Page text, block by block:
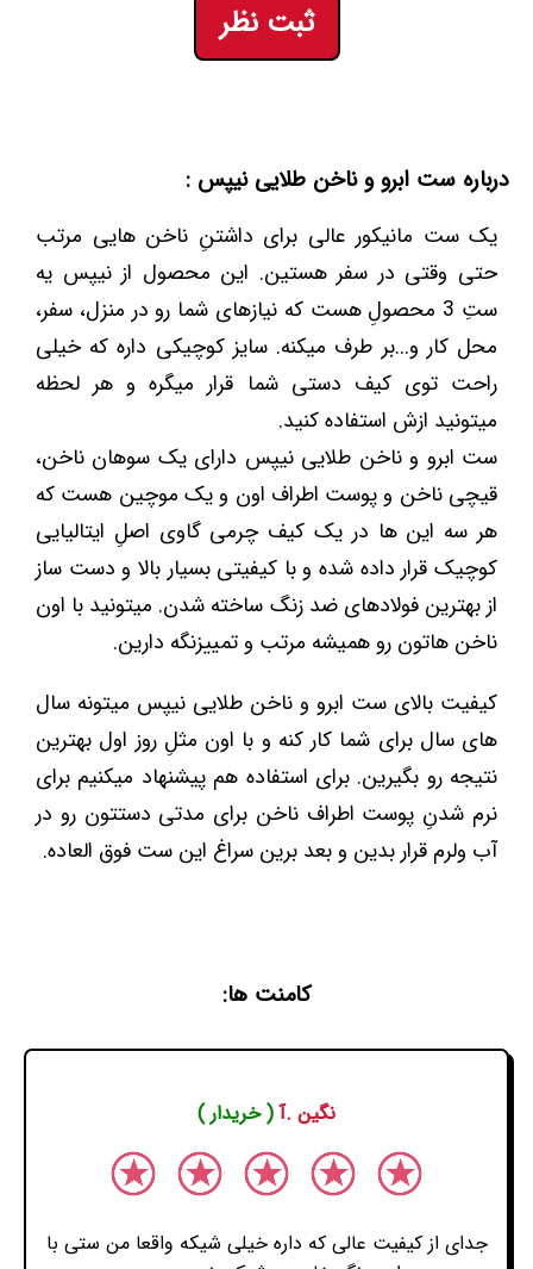
ثبت نظر
درباره ست ابرو و ناخن طلایی نیپس :
یک ست مانیکور عالی برای داشتنِ ناخن هایی مرتب
حتی وقتی در سفر هستین. این محصول از نیپس یه
ستِ 3 محصولِ هست که نیازهای شما رو در منزل، سفر،
محل کار و...بر طرف میکنه. سایز کوچیکی داره که خیلی
راحت توی کیف دستی شما قرار میگره و هر لحظه
میتونید ازش استفاده کنید.
ست ابرو و ناخن طلایی نیپس دارای یک سوهان ناخن،
قیچی ناخن و پوست اطراف اون و یک موچین هست که
هر سه این ها در یک کیف چرمی گاوی اصلِ ایتالیایی
کوچیک قرار داده شده و با کیفیتی بسیار بالا و دست ساز
از بهترین فولادهای ضد زنگ ساخته شدن. میتونید با اون
ناخن هاتون رو همیشه مرتب و تمییزنگه دارین.
کیفیت بالای ست ابرو و ناخن طلایی نیپس میتونه سال
های سال برای شما کار کنه و با اون مثلِ روز اول بهترین
نتیجه رو بگیرین. برای استفاده هم پیشنهاد میکنیم برای
نرم شدنِ پوست اطراف ناخن برای مدتی دستتون رو در
آب ولرم قرار بدین و بعد برین سراغ این ست فوق العاده.
کامنت ها:
نگین .آ( خریدار )
جدای از کیفیت عالی که داره خیلی شیکه واقعا من ستی با